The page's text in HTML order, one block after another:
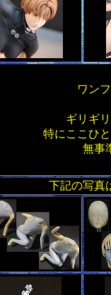
ワン
ギリギ
特にここひ
無事
下記の写真